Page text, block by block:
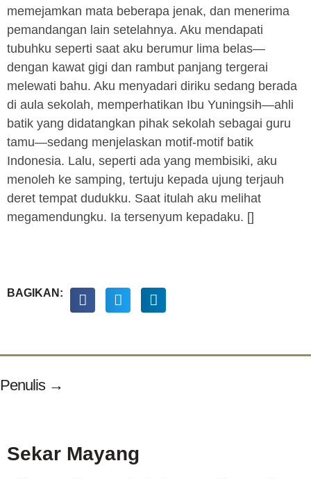
memejamkan mata beberapa jenak, dan menerima
pemandangan lain setelahnya. Aku mendapati
tubuhku seperti saat aku berumur lima belas—
dengan kawat gigi dan rambut panjang tergerai
melewati bahu. Aku menyadari diriku sedang berada
di aula sekolah, memperhatikan Ibu Yuningsih—ahli
batik yang didatangkan pihak sekolah sebagai guru
tamu—sedang menjelaskan motif-motif batik
Indonesia. Lalu, seperti ada yang membisiki, aku
menoleh ke samping, tertuju kepada ujung terjauh
deret tempat dudukku. Saat itulah aku melihat
megamendungku. Ia tersenyum kepadaku. []
BAGIKAN:
Penulis →
Sekar Mayang